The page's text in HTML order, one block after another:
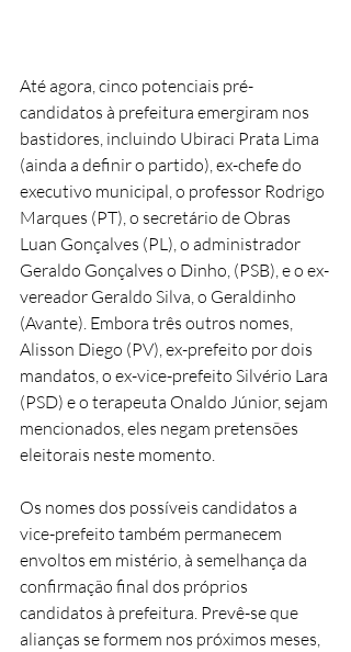
Até agora, cinco potenciais pré-
candidatos à prefeitura emergiram nos
bastidores, incluindo Ubiraci Prata Lima
(ainda a definir o partido), ex-chefe do
executivo municipal, o professor Rodrigo
Marques (PT), o secretário de Obras
Luan Gonçalves (PL), o administrador
Geraldo Gonçalves o Dinho, (PSB), e o ex-
vereador Geraldo Silva, o Geraldinho
(Avante). Embora três outros nomes,
Alisson Diego (PV), ex-prefeito por dois
mandatos, o ex-vice-prefeito Silvério Lara
(PSD) e o terapeuta Onaldo Júnior, sejam
mencionados, eles negam pretensões
eleitorais neste momento.
Os nomes dos possíveis candidatos a
vice-prefeito também permanecem
envoltos em mistério, à semelhança da
confirmação final dos próprios
candidatos à prefeitura. Prevê-se que
alianças se formem nos próximos meses,